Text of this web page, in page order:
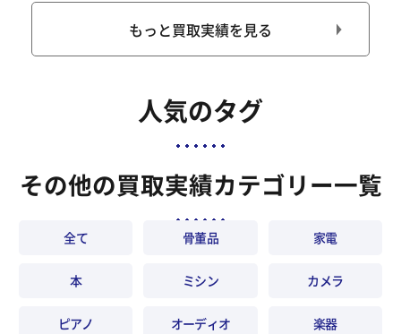
もっと買取実績を見る
人気のタグ
その他の買取実績カテゴリー一覧
全て 骨董品 家電
本 ミシン カメラ
ピアノ オーディオ 楽器